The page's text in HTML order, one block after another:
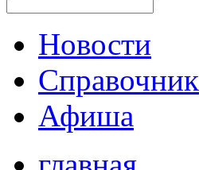
Новости
Справочник
Афиша